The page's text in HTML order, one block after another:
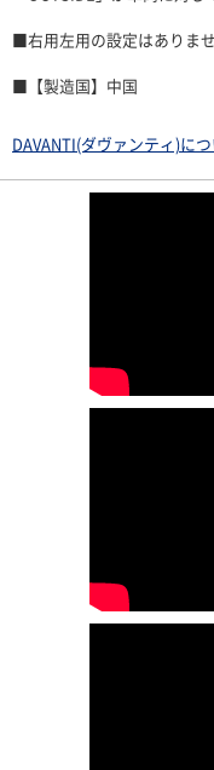
■右用左用の設定はありませ
■【製造国】中国
DAVANTI(ダヴァンティ)に